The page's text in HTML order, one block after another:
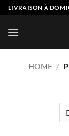
Skip
to
content
LIVRAISON À
HOME /